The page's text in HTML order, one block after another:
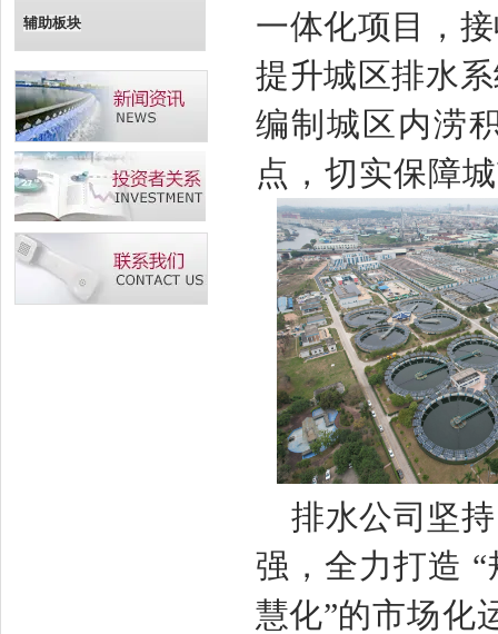
辅助板块
一体化项目，
提升城区排水
编制城区内涝
点，切实保障
排水公司坚
强， 全力打造
慧化”的市场化